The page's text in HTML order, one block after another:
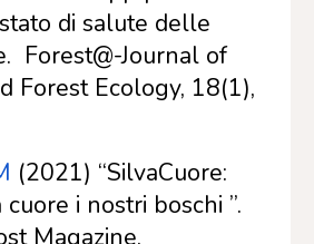
di salute delle
. Forest@-Journal of
Forest Ecology, 18(1),
(2021) “SilvaCuore:
cuore i nostri boschi ”.
Magazine.